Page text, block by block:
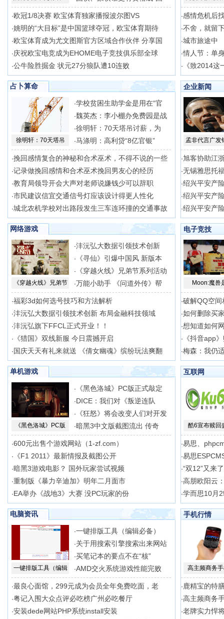
·欧冠1/8决赛 欧宝体育独家播报波尔图VS
·姚明的“大目标”是中国篮球夺冠，欧宝体育期待
·欧宝体育成为尤文图斯官方区域合作伙伴 分享国
·庆祝欧宝电竞成为EHOME电子竞技俱乐部全球
·公牛险胜掘金 状元27分狼队遭10连败
·感情危机后
·不舍，就留
·城市旅途中
·情人节：单
· 《致2014这
占卜算命
徐明轩：70天塔吊
·学校贫困生助学金是用在“官
·魏英杰：李小棚办免费园是战
·徐明轩：70天塔吊讨薪，为
·马涤明：高利贷“8亿官银”
·挽回感情复合的神秘和合术巫术，不得不说的一些
·记录做挽回感情和合术巫术挽回男友心的经历
·教育局领导开会大声对老师说嫌钱少可以辞职
·市民建议信宜交通信号灯应该设计得更人性化
·城北农机学校对出路段发生三车连环撞的交通事故
企业新闻
孟非代言广发
·旭客协助江
·无锡雅思托
·绍兴平安产
·绍兴平安产
·绍兴平安产
网络游戏
《穿越火线》兄弟节
·沣沅弘大数据引领技术创新
· 《寻仙》引爆中国风 新版本
· 《穿越火线》兄弟节系列活动
·万能小助手 《问道外传》帮
·福彩3d如何选号技巧和方法解析
·沣沅弘大数据引领技术创新 布局金融科技领域
·沣沅弘旗下FFCL正式开业！！
· 《猎国》双线新服 今日震撼开启
· 国庆天天有礼来就送 《倩女幽魂》缤纷玩法爽翻
电子竞技
Moon:魔兽
·破解QQ空
·如何删除买
·想知道如何
· 《抖音app
·梅森：我仍
单机游戏
《黑色洛城》PC版
· 《黑色洛城》PC版正式敲定
·DICE：我们对《叛逆连队
· 《狂怒》将会改变人们对开发
·暗黑3中文版截图流出 传奇
·600元出售个游戏网站（1-zf.com）
· 《F1 2011》最新情报及截图公开
·暗黑3游戏电影？ 国外玩家尝试视频
·重制版《暴力辛迪加》明年二月面市
·EA举办《战地3》大赛 没PC玩家的份
互联网
酷6宣布赎回
·易思、
·易思
·“双12”又来
·高朋欧阳云
·学而思10月
电脑资讯
一键排版工具（编辑
·一键排版工具（编辑必备）
·关于用搜索引擎搜索出来网站
·买笔记本的要点不在“核”
·AMD交火系统游戏性能完败
·最良心面馆，299元成为会员全年免费吃面，老
·粤记入围大众点评必吃榜广州必吃餐厅
·安装dede网站PHP系统install安装
手机行情
高主频商务
· 鹿精宝的特
·高主频商务
·老牌实力悍